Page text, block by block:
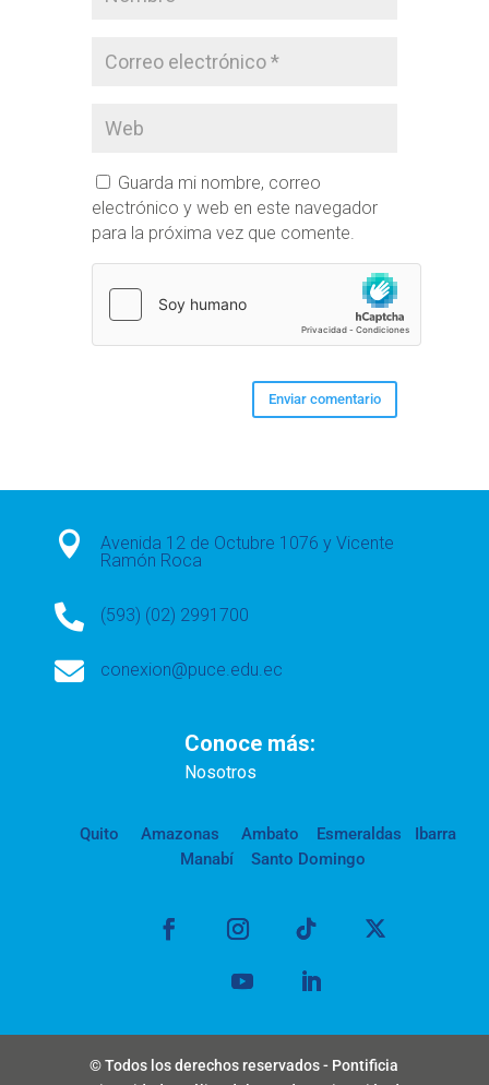
Guarda mi nombre, correo
electrónico y web en este navegador
para la próxima vez que comente.

Avenida 12 de Octubre 1076 y Vicente
Ramón Roca
 (593) (02) 2991700
 conexion@puce.edu.ec
Conoce más:
Nosotros
Quito Amazonas Ambato Esmeraldas
Ibarra
Manabí
Santo Domingo
© Todos los derechos reservados - Pontificia